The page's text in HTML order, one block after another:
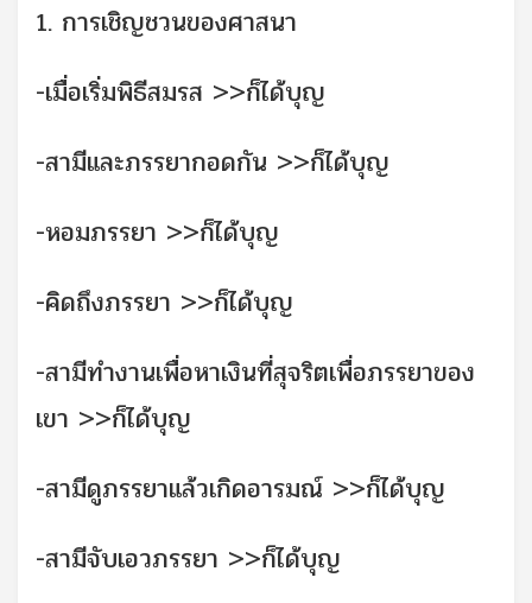
1. การเชิญชวนของศาสนา
-เมื่อเริ่มพิธีสมรส >>ก็ได้บุญ
-สามีและภรรยากอดกัน >>ก็ได้บุญ
-หอมภรรยา >>ก็ได้บุญ
-คิดถึงภรรยา >>ก็ได้บุญ
-สามีทำงานเพื่อหาเงินที่สุจริตเพื่อภรรยาของ
เขา >>ก็ได้บุญ
-สามีดูภรรยาแล้วเกิดอารมณ์ >>ก็ได้บุญ
-สามีจับเอวภรรยา >>ก็ได้บุญ